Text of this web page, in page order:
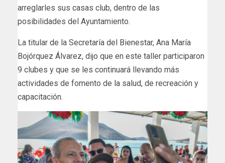
arreglarles sus casas club, dentro de las
posibilidades del Ayuntamiento.
La titular de la Secretaría del Bienestar, Ana María
Bojórquez Álvarez, dijo que en este taller participaron
9 clubes y que se les continuará llevando más
actividades de fomento de la salud, de recreación y
capacitación.